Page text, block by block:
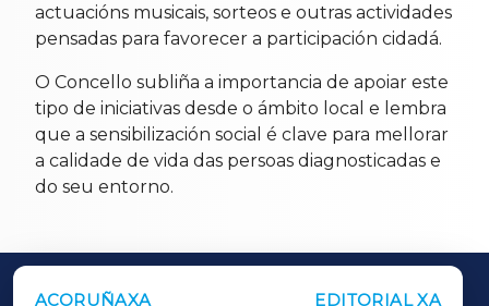
actuacións musicais, sorteos e outras actividades
pensadas para favorecer a participación cidadá.
O Concello subliña a importancia de apoiar este
tipo de iniciativas desde o ámbito local e lembra
que a sensibilización social é clave para mellorar
a calidade de vida das persoas diagnosticadas e
do seu entorno.
ACORUÑAXA EDITORIAL XA